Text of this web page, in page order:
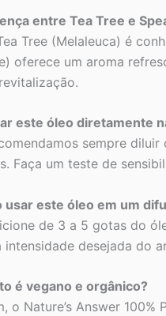
entre Tea Tree e
Tree (Melaleuca) é
oferece um aroma
este óleo diretamente
sempre
Faça um teste de
usar este óleo em um
de 3 a 5 gotas do
intensidade desejada do
é vegano e orgânico?
o Nature’s Answer